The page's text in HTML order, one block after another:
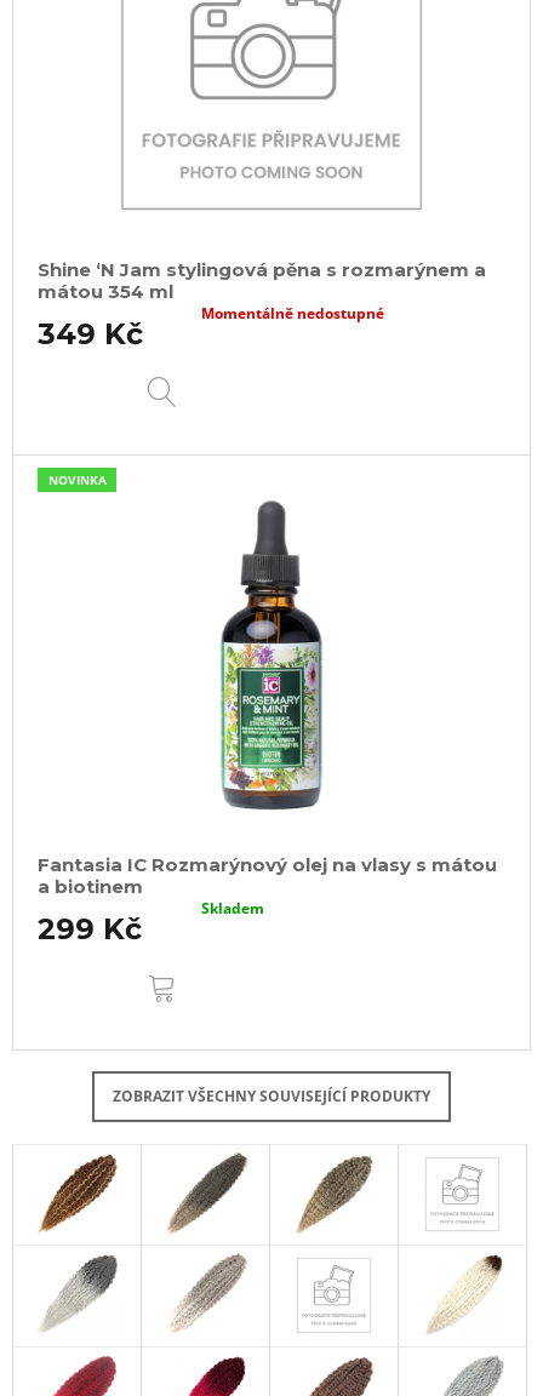
Shine ‘N Jam stylingová pěna s rozmarýnem a
mátou 354 ml
349 Kč
Momentálně nedostupné
NOVINKA
Fantasia IC Rozmarýnový olej na vlasy s mátou
a biotinem
299 Kč
Skladem
ZOBRAZIT VŠECHNY SOUVISEJÍCÍ PRODUKTY